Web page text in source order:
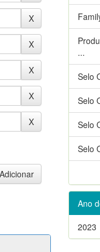
...
Selo
Selo
Selo
Selo
Ano
2023